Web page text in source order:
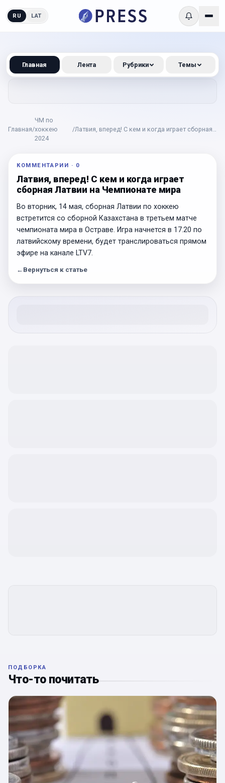
RU LAT
Главная/
ЧМ по
хоккею
2024
/Латвия, вперед! С кем и когда играет сборная
КОММЕНТАРИИ · 0
Латвия, вперед! С кем и когда играет
сборная Латвии на Чемпионате мира
Во вторник, 14 мая, сборная Латвии по хоккею
встретится со сборной Казахстана в третьем матче
чемпионата мира в Остраве. Игра начнется в 17.20 по
латвийскому времени, будет транслироваться прямом
эфире на канале LTV7.
← Вернуться к статье
ПОДБОРКА
Что-то почитать
Главная Лента Рубрики Темы